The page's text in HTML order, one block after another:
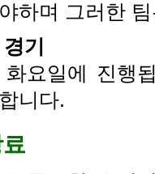
하며 그러한
기
화요일에 진행
니다.